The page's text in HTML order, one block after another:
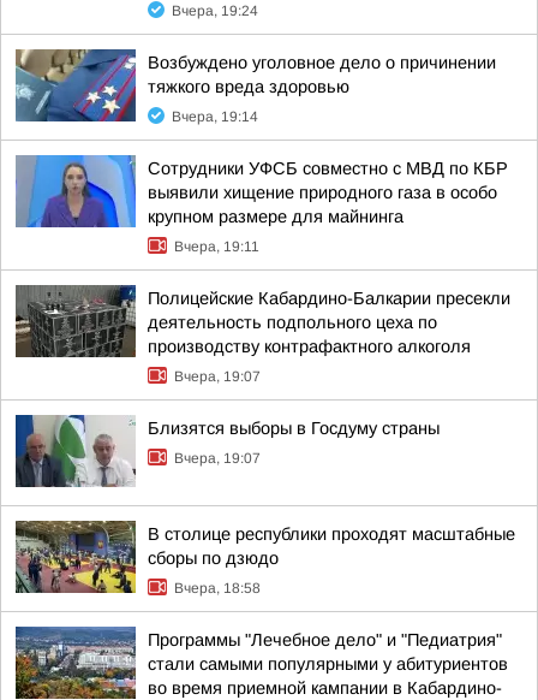
Вчера, 19:24
Возбуждено уголовное дело о причинении
тяжкого вреда здоровью
Вчера, 19:14
Сотрудники УФСБ совместно с МВД по КБР
выявили хищение природного газа в особо
крупном размере для майнинга
Вчера, 19:11
Полицейские Кабардино-Балкарии пресекли
деятельность подпольного цеха по
производству контрафактного алкоголя
Вчера, 19:07
Близятся выборы в Госдуму страны
Вчера, 19:07
В столице республики проходят масштабные
сборы по дзюдо
Вчера, 18:58
Программы "Лечебное дело" и "Педиатрия"
стали самыми популярными у абитуриентов
во время приемной кампании в Кабардино-